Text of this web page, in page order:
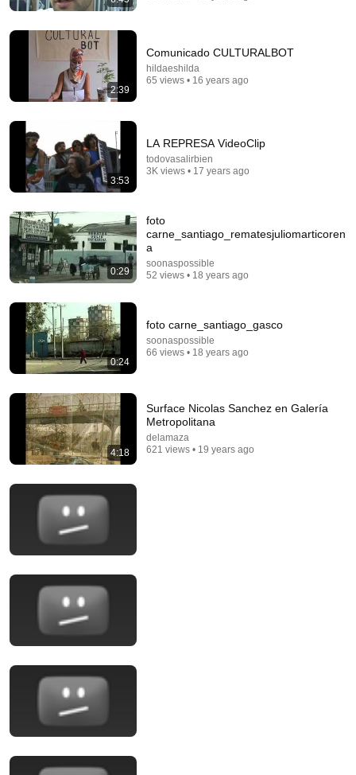
Nelly Richard — Lotty Rosenfeld y sus "cruces" entre
estética y política
Museo Malba • 1.3K views
Valparaíso 2011. The female genius: Julia Kristeva
and Sonia Montecino
Puerto de Ideas
Auto-dubbed
Debates y Combates: Nelly richards y Leonor Arfuch
2:39
Comunicado CULTURALBOT
hildaeshilda
65 views • 16 years ago
3:53
LA REPRESA VideoClip
todovasalirbien
3K views • 17 years ago
0:29
foto
carne_santiago_rematesjuliomarticoren
a
soonaspossible
52 views • 18 years ago
0:24
foto carne_santiago_gasco
soonaspossible
66 views • 18 years ago
4:18
Surface Nicolas Sanchez en Galería
Metropolitana
delamaza
621 views • 19 years ago